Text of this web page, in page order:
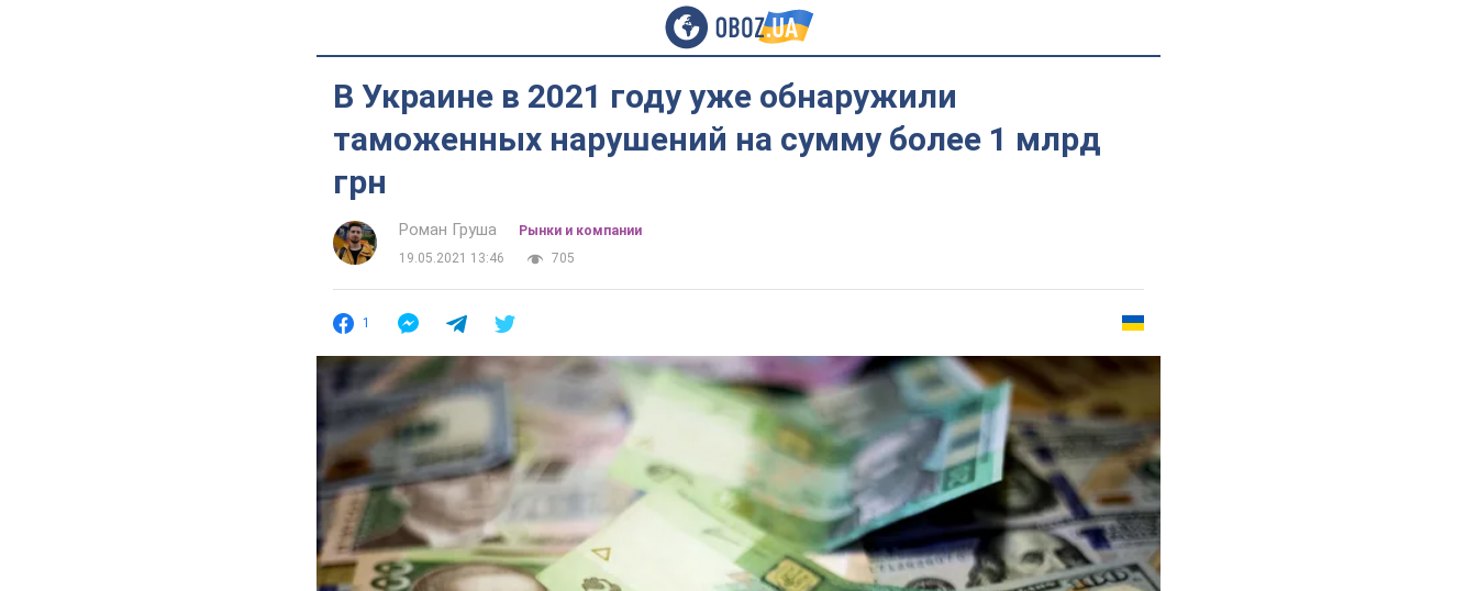
В Украине в 2021 году уже обнаружили
таможенных нарушений на сумму более 1 млрд
грн
Роман Груша
Рынки и компании
19.05.2021 13:46
705
1